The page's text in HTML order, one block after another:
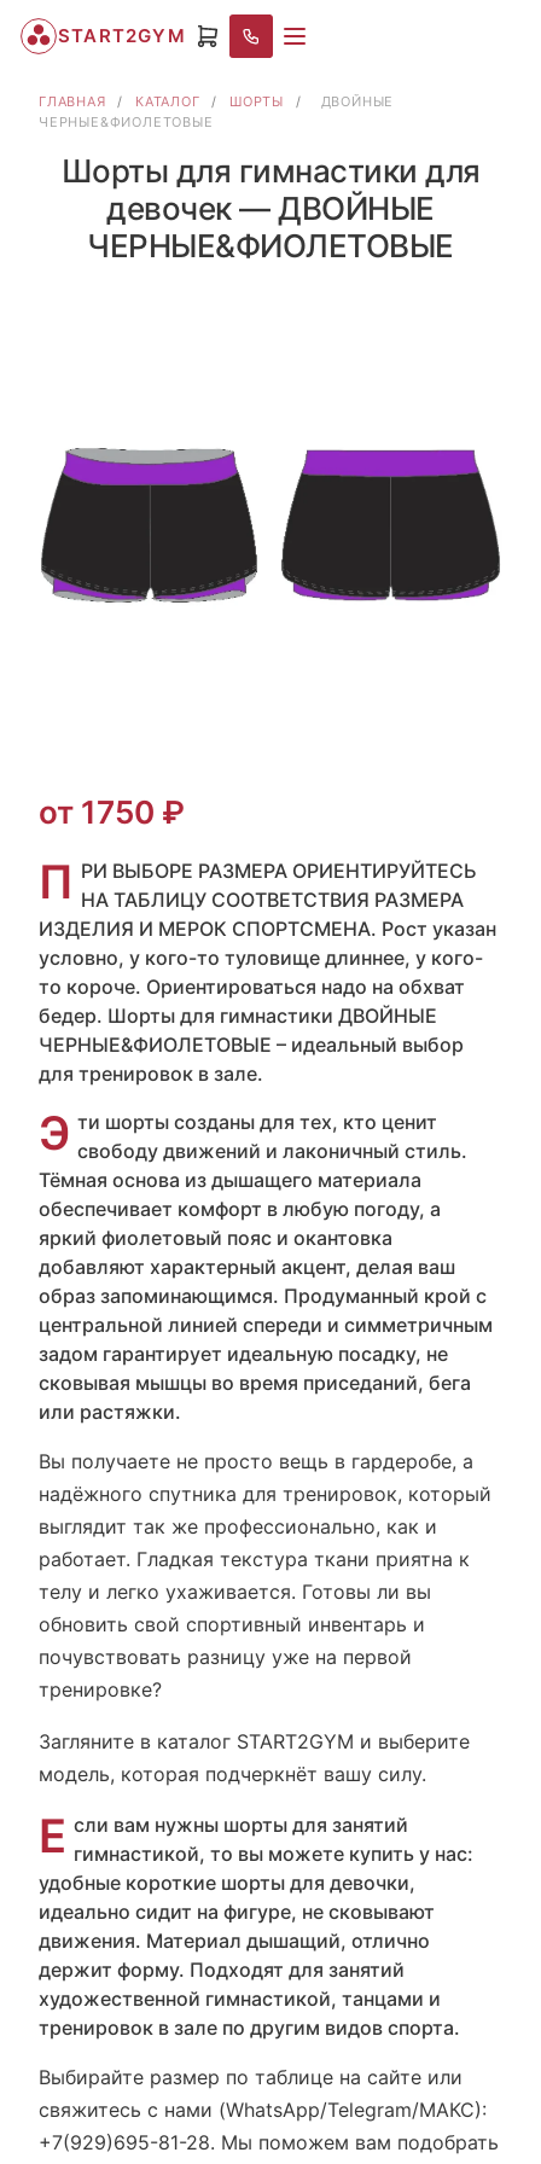
START2GYM
ГЛАВНАЯ / КАТАЛОГ / ШОРТЫ /
ДВОЙНЫЕ
ЧЕРНЫЕ&ФИОЛЕТОВЫЕ
Шорты для гимнастики для
девочек — ДВОЙНЫЕ
ЧЕРНЫЕ&ФИОЛЕТОВЫЕ
от 1750 ₽
П РИ ВЫБОРЕ РАЗМЕРА ОРИЕНТИРУЙТЕСЬ
НА ТАБЛИЦУ СООТВЕТСТВИЯ РАЗМЕРА
ИЗДЕЛИЯ И МЕРОК СПОРТСМЕНА. Рост указан
условно, у кого-то туловище длиннее, у кого-
то короче. Ориентироваться надо на обхват
бедер. Шорты для гимнастики ДВОЙНЫЕ
ЧЕРНЫЕ&ФИОЛЕТОВЫЕ – идеальный выбор
для тренировок в зале.
Э ти шорты созданы для тех, кто ценит
свободу движений и лаконичный стиль.
Тёмная основа из дышащего материала
обеспечивает комфорт в любую погоду, а
яркий фиолетовый пояс и окантовка
добавляют характерный акцент, делая ваш
образ запоминающимся. Продуманный крой с
центральной линией спереди и симметричным
задом гарантирует идеальную посадку, не
сковывая мышцы во время приседаний, бега
или растяжки.
Вы получаете не просто вещь в гардеробе, а
надёжного спутника для тренировок, который
выглядит так же профессионально, как и
работает. Гладкая текстура ткани приятна к
телу и легко ухаживается. Готовы ли вы
обновить свой спортивный инвентарь и
почувствовать разницу уже на первой
тренировке?
Загляните в каталог START2GYM и выберите
модель, которая подчеркнёт вашу силу.
Е сли вам нужны шорты для занятий
гимнастикой, то вы можете купить у нас:
удобные короткие шорты для девочки,
идеально сидит на фигуре, не сковывают
движения. Материал дышащий, отлично
держит форму. Подходят для занятий
художественной гимнастикой, танцами и
тренировок в зале по другим видов спорта.
Выбирайте размер по таблице на сайте или
свяжитесь с нами (WhatsApp/Telegram/МАКС):
+7(929)695-81-28. Мы поможем вам подобрать